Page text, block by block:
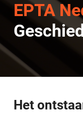
EPTA
Het